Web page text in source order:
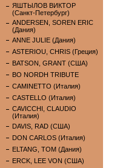
ЯШТЫЛОВ ВИКТОР
(Санкт-Петербург)
ANDERSEN, SOREN ERIC
(Дания)
ANNE JULIE (Дания)
ASTERIOU, CHRIS (Греция)
BATSON, GRANT (США)
BO NORDH TRIBUTE
CAMINETTO (Италия)
CASTELLO (Италия)
CAVICCHI, CLAUDIO
(Италия)
DAVIS, RAD (США)
DON CARLOS (Италия)
ELTANG, TOM (Дания)
ERCK, LEE VON (США)